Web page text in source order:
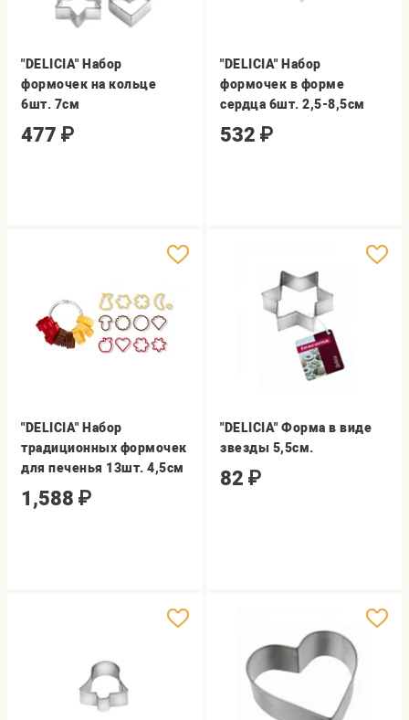
"DELICIA" Набор
формочек на кольце
6шт. 7см
477 ₽
"DELICIA" Набор
формочек в форме
сердца 6шт. 2,5-8,5см
532 ₽
"DELICIA" Набор
традиционных формочек
для печенья 13шт. 4,5см
1,588 ₽
"DELICIA" Форма в виде
звезды 5,5см.
82 ₽